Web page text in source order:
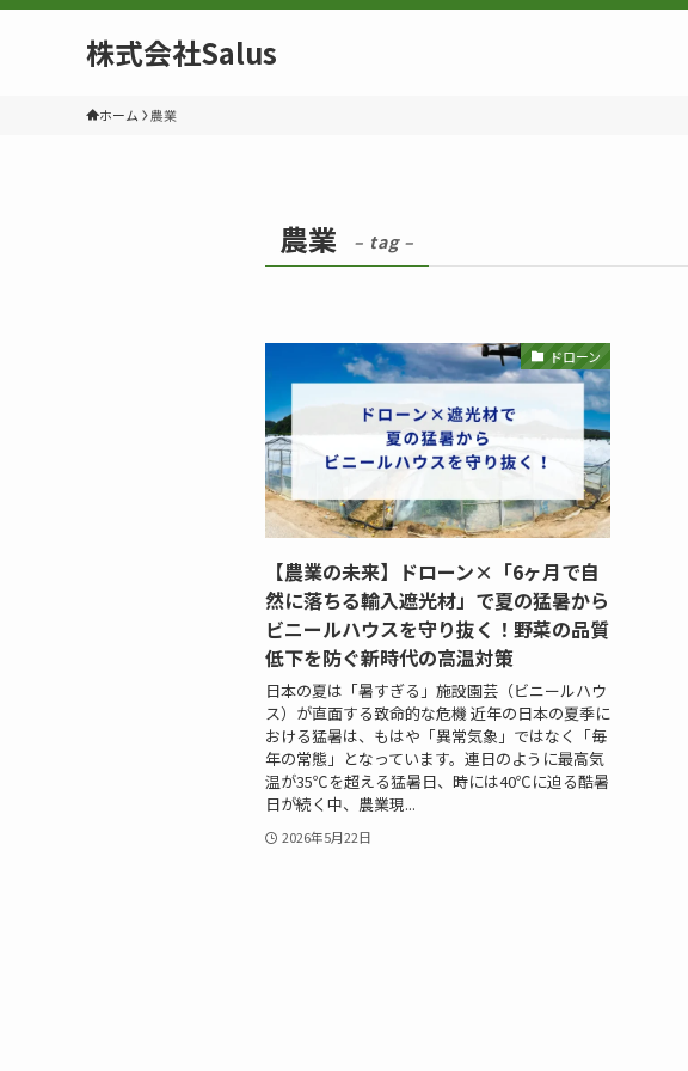
株式会社Salus
ホーム 農業
農業 – tag –
ドローン
【農業の未来】ドローン×「6ヶ月で自
然に落ちる輸入遮光材」で夏の猛暑から
ビニールハウスを守り抜く！野菜の品質
低下を防ぐ新時代の高温対策
日本の夏は「暑すぎる」施設園芸（ビニールハウ
ス）が直面する致命的な危機 近年の日本の夏季に
おける猛暑は、もはや「異常気象」ではなく「毎
年の常態」となっています。連日のように最高気
温が35℃を超える猛暑日、時には40℃に迫る酷暑
日が続く中、農業現...
2026年5月22日